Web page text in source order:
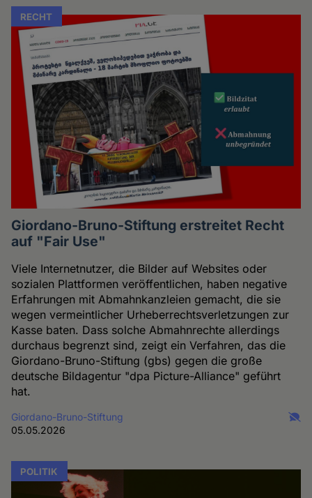
RECHT
Giordano-Bruno-Stiftung erstreitet Recht
auf "Fair Use"
Viele Internetnutzer, die Bilder auf Websites oder
sozialen Plattformen veröffentlichen, haben negative
Erfahrungen mit Abmahnkanzleien gemacht, die sie
wegen vermeintlicher Urheberrechtsverletzungen zur
Kasse baten. Dass solche Abmahnrechte allerdings
durchaus begrenzt sind, zeigt ein Verfahren, das die
Giordano-Bruno-Stiftung (gbs) gegen die große
deutsche Bildagentur "dpa Picture-Alliance" geführt
hat.
Giordano-Bruno-Stiftung
05.05.2026
POLITIK